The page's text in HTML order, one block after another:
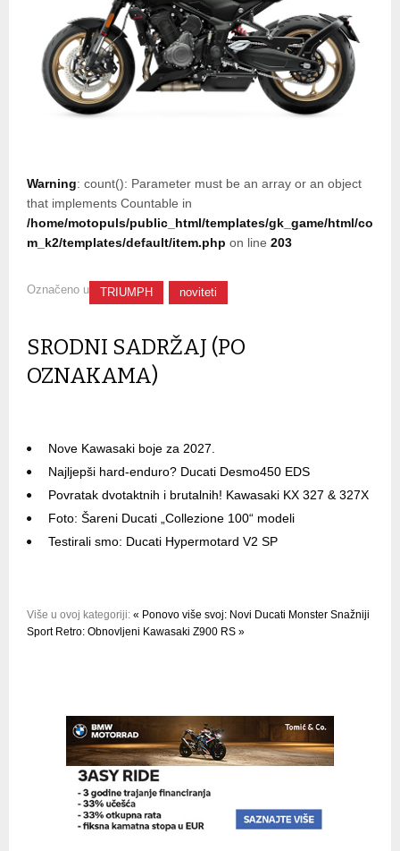
Warning: count(): Parameter must be an array or an object
that implements Countable in
/home/motopuls/public_html/templates/gk_game/html/co
m_k2/templates/default/item.php on line 203
Označeno u TRIUMPH noviteti
SRODNI SADRŽAJ (PO
OZNAKAMA)
Nove Kawasaki boje za 2027.
Najljepši hard-enduro? Ducati Desmo450 EDS
Povratak dvotaktnih i brutalnih! Kawasaki KX 327 & 327X
Foto: Šareni Ducati „Collezione 100“ modeli
Testirali smo: Ducati Hypermotard V2 SP
Više u ovoj kategoriji: « Ponovo više svoj: Novi Ducati Monster Snažniji
Sport Retro: Obnovljeni Kawasaki Z900 RS »